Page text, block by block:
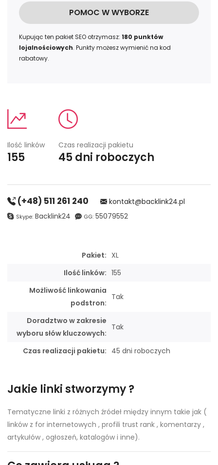
POMOC W WYBORZE
Kupując ten pakiet SEO otrzymasz: 180 punktów
lojalnościowych. Punkty możesz wymienić na kod
rabatowy.
Ilość linków
155
Czas realizacji pakietu
45 dni roboczych
(+48) 511 261 240 kontakt@backlink24.pl
Skype: Backlink24 GG: 55079552
Pakiet: XL
Ilość linków: 155
Możliwość linkowania
podstron:
Tak
Doradztwo w zakresie
wyboru słów kluczowych:
Tak
Czas realizacji pakietu: 45 dni roboczych
Jakie linki stworzymy ?
Tematyczne linki z różnych źródeł między innym takie jak (
linków z for internetowych , profili trust rank , komentarzy ,
artykułów , ogłoszeń, katalogów i inne).